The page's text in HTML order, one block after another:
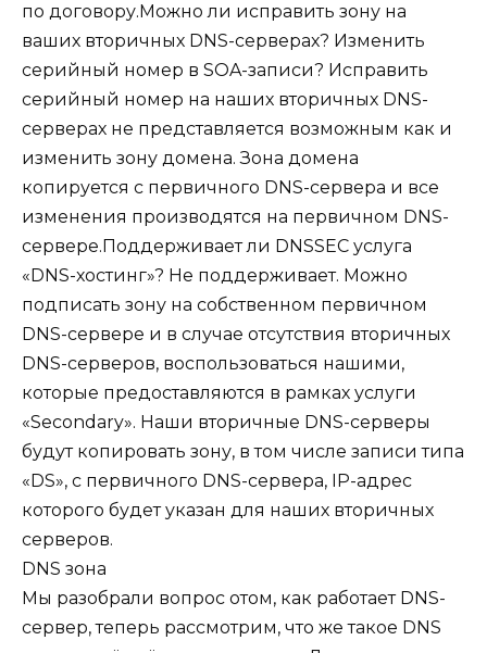
по договору.Можно ли исправить зону на
ваших вторичных DNS-серверах? Изменить
серийный номер в SOA-записи? Исправить
серийный номер на наших вторичных DNS-
серверах не представляется возможным как и
изменить зону домена. Зона домена
копируется с первичного DNS-сервера и все
изменения производятся на первичном DNS-
сервере.Поддерживает ли DNSSEC услуга
«DNS-хостинг»? Не поддерживает. Можно
подписать зону на собственном первичном
DNS-сервере и в случае отсутствия вторичных
DNS-серверов, воспользоваться нашими,
которые предоставляются в рамках услуги
«Secondary». Наши вторичные DNS-серверы
будут копировать зону, в том числе записи типа
«DS», с первичного DNS-сервера, IP-адрес
которого будет указан для наших вторичных
серверов.
DNS зона
Мы разобрали вопрос отом, как работает DNS-
сервер, теперь рассмотрим, что же такое DNS